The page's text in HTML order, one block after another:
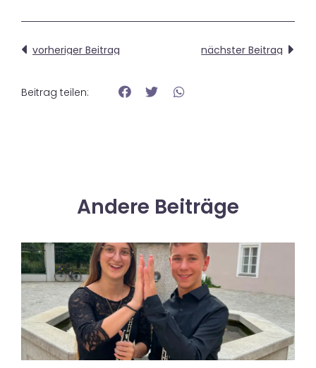
vorheriger Beitrag nächster Beitrag
Beitrag teilen:
Andere Beiträge